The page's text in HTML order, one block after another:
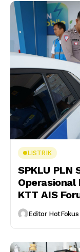
LISTRIK
SPKLU PLN
KTT AIS
Editor HotFokus